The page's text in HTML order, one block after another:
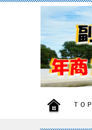
ＴＯＰ